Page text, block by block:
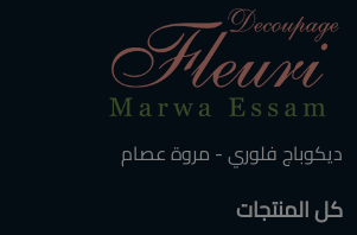
ديكوباج فلوري - مروة عصام
كل المنتجات